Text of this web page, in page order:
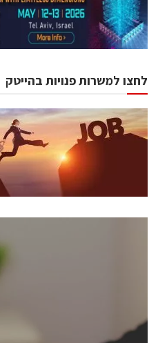
לחצו למשרות פנויות בהייטק
כנסים
לכל העוסקים בתעשיית